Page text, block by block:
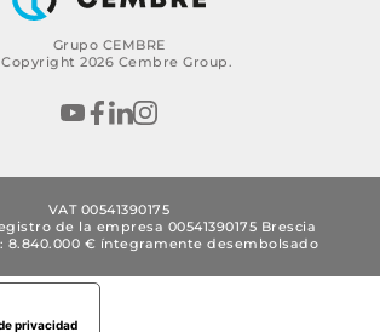
Grupo CEMBRE
2026 Cembre Group.
VAT 00541390175
de la empresa 00541390175 Brescia
8.840.000 € íntegramente desembolsado
privacidad